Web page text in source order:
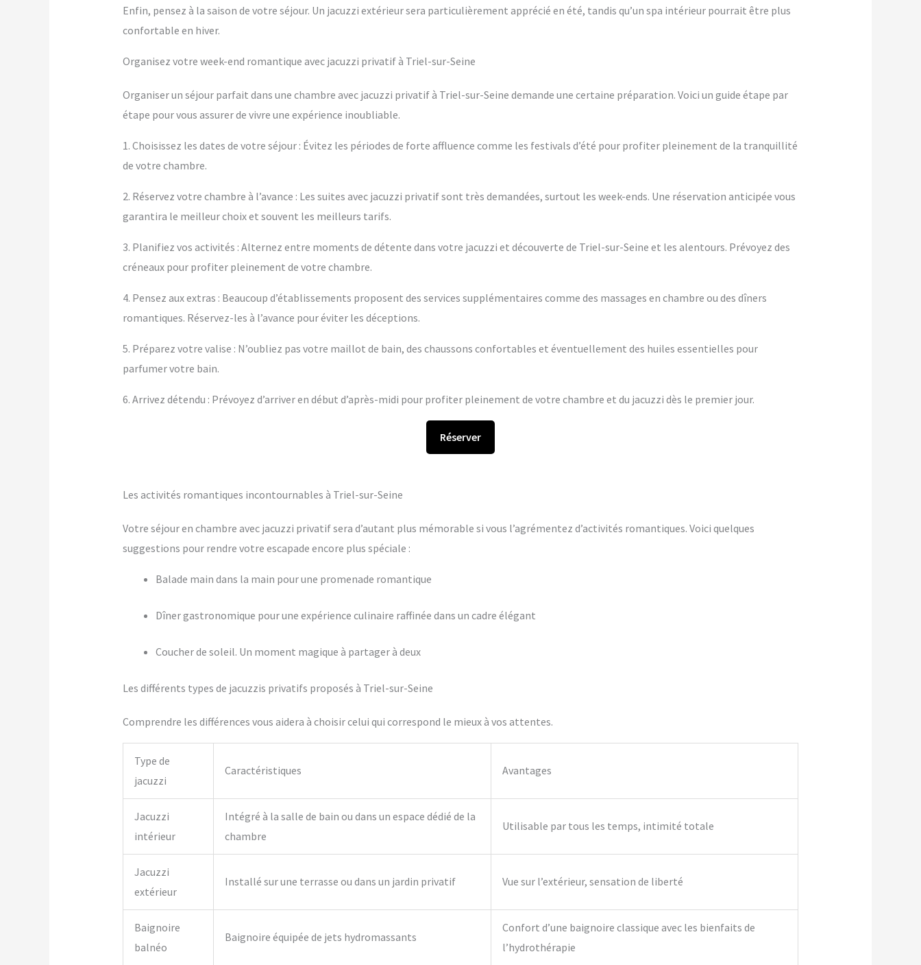
Enfin, pensez à la saison de votre séjour. Un jacuzzi extérieur sera particulièrement apprécié en été, tandis qu’un spa intérieur pourrait être plus
confortable en hiver.
Organisez votre week-end romantique avec jacuzzi privatif à Triel-sur-Seine
Organiser un séjour parfait dans une chambre avec jacuzzi privatif à Triel-sur-Seine demande une certaine préparation. Voici un guide étape par
étape pour vous assurer de vivre une expérience inoubliable.
1. Choisissez les dates de votre séjour : Évitez les périodes de forte affluence comme les festivals d’été pour profiter pleinement de la tranquillité
de votre chambre.
2. Réservez votre chambre à l’avance : Les suites avec jacuzzi privatif sont très demandées, surtout les week-ends. Une réservation anticipée vous
garantira le meilleur choix et souvent les meilleurs tarifs.
3. Planifiez vos activités : Alternez entre moments de détente dans votre jacuzzi et découverte de Triel-sur-Seine et les alentours. Prévoyez des
créneaux pour profiter pleinement de votre chambre.
4. Pensez aux extras : Beaucoup d’établissements proposent des services supplémentaires comme des massages en chambre ou des dîners
romantiques. Réservez-les à l’avance pour éviter les déceptions.
5. Préparez votre valise : N’oubliez pas votre maillot de bain, des chaussons confortables et éventuellement des huiles essentielles pour
parfumer votre bain.
6. Arrivez détendu : Prévoyez d’arriver en début d’après-midi pour profiter pleinement de votre chambre et du jacuzzi dès le premier jour.
Réserver
Les activités romantiques incontournables à Triel-sur-Seine
Votre séjour en chambre avec jacuzzi privatif sera d’autant plus mémorable si vous l’agrémentez d’activités romantiques. Voici quelques
suggestions pour rendre votre escapade encore plus spéciale :
Balade main dans la main pour une promenade romantique
Dîner gastronomique pour une expérience culinaire raffinée dans un cadre élégant
Coucher de soleil. Un moment magique à partager à deux
Les différents types de jacuzzis privatifs proposés à Triel-sur-Seine
Comprendre les différences vous aidera à choisir celui qui correspond le mieux à vos attentes.
Type de
jacuzzi
Caractéristiques Avantages
Jacuzzi
intérieur
Intégré à la salle de bain ou dans un espace dédié de la
chambre
Utilisable par tous les temps, intimité totale
Jacuzzi
extérieur
Installé sur une terrasse ou dans un jardin privatif Vue sur l’extérieur, sensation de liberté
Baignoire
balnéo
Baignoire équipée de jets hydromassants
Confort d’une baignoire classique avec les bienfaits de
l’hydrothérapie